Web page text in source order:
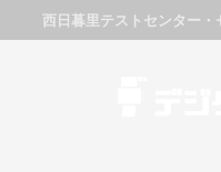
西日暮里テストセンター